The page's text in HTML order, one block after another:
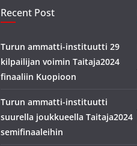
Recent Post
Turun ammatti-instituutti 29
kilpailijan voimin Taitaja2024
finaaliin Kuopioon
Turun ammatti-instituutti
suurella joukkueella Taitaja2024
semifinaaleihin